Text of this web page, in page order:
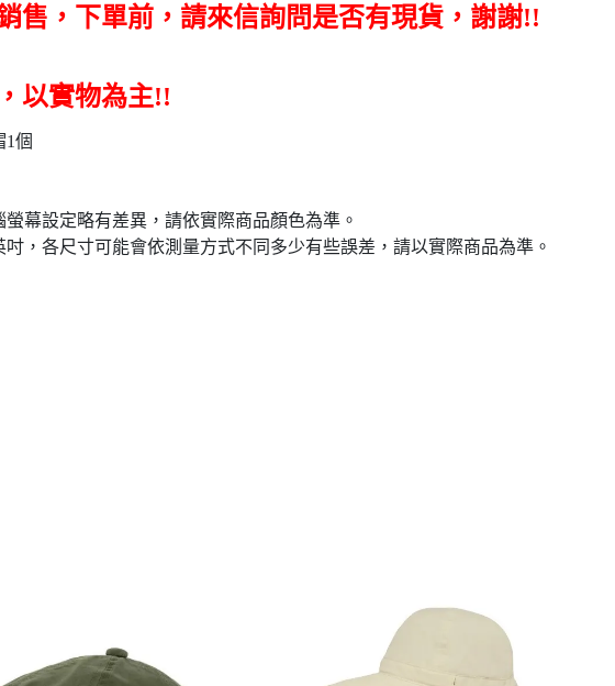
售 ， 下單前 ， 請來信詢問是否有現貨，謝謝!!
以實物為主!!
1個
幕設定略有差異，請依實際商品顏色為準。
，各尺寸可能會依測量方式不同多少有些誤差，請以實際商品為準。